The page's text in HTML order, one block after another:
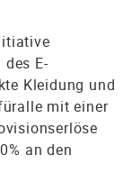
des E-
Kleidung und
mit einer
an den